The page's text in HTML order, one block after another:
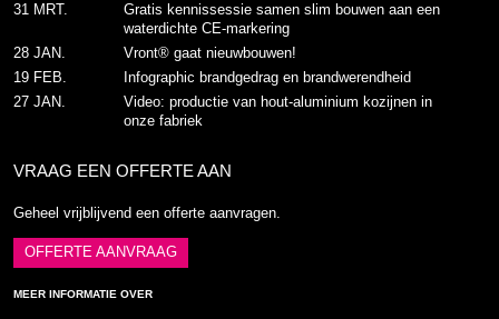
Gratis kennissessie samen slim bouwen aan een
waterdichte CE-markering
31 MRT.
Vront® gaat nieuwbouwen!
28 JAN.
Infographic brandgedrag en brandwerendheid
19 FEB.
Video: productie van hout-aluminium kozijnen in
onze fabriek
27 JAN.
VRAAG EEN OFFERTE AAN
Geheel vrijblijvend een offerte aanvragen.
OFFERTE AANVRAAG
MEER INFORMATIE OVER